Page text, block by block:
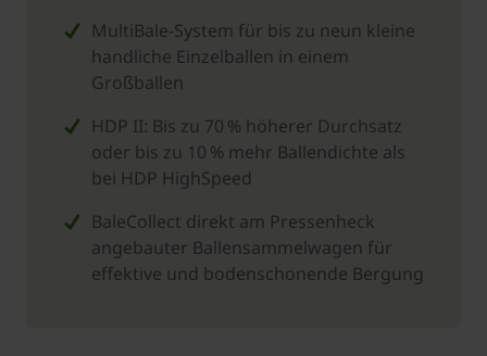
MultiBale-System für bis zu neun kleine
hand­liche Einzelballen in einem
Großballen
HDP II: Bis zu 70 % höherer Durchsatz
oder bis zu 10 % mehr Ballendichte als
bei HDP HighSpeed
BaleCollect direkt am Pressenheck
angebauter Ballensammelwagen für
effektive und bodenschonende Bergung